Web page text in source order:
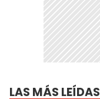
LAS MÁS LEÍDAS